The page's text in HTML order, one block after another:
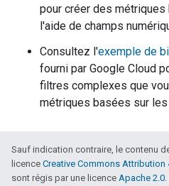
pour créer des
l'aide de champs
Consultez l'exemple de
fourni par Google Cloud
filtres complexes que
métriques basées sur les
Sauf indication contraire, le contenu
licence Creative Commons Attribution
sont régis par une licence Apache 2.0